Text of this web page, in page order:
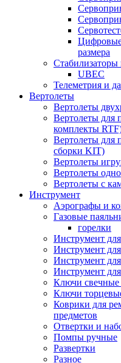
Цифровые
размера
UBEC
Телеметрия и
Вертолеты
Вертолеты
Вертолеты для
комплекты
Вертолеты для
сборки KIT)
Вертолеты
Вертолеты
Вертолеты с
Инструмент
Аэрографы и
Газовые
горелки
Инструмент
Инструмент
Инструмент
Инструмент
Ключи свечные
Ключи
Коврики для
предметов
Отвертки и
Помпы ручные
Развертки
Разное